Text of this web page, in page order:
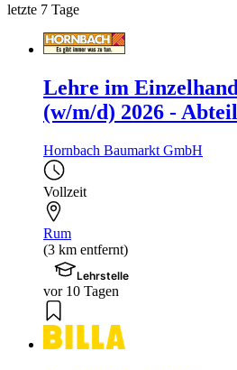
letzte 7 Tage
Lehre im
(w/m/d) 2026 -
Hornbach Baumarkt GmbH
Vollzeit
Rum
(3 km entfernt)
Lehrstelle
vor 10 Tagen